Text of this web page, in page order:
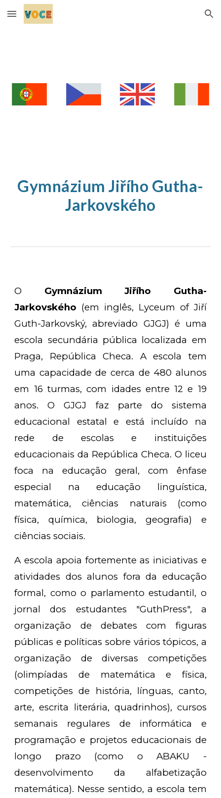
Skip to main content Skip to navigation
Gymnázium Jiřího Gutha-
Jarkovského
O Gymnázium Jiřího Gutha-
Jarkovského (em inglês, Lyceum of Jiří
Guth-Jarkovský, abreviado GJGJ) é uma
escola secundária pública localizada em
Praga, República Checa. A escola tem
uma capacidade de cerca de 480 alunos
em 16 turmas, com idades entre 12 e 19
anos. O GJGJ faz parte do sistema
educacional estatal e está incluído na
rede de escolas e instituições
educacionais da República Checa. O liceu
foca na educação geral, com ênfase
especial na educação linguística,
matemática, ciências naturais (como
física, química, biologia, geografia) e
ciências sociais.
A escola apoia fortemente as iniciativas e
atividades dos alunos fora da educação
formal, como o parlamento estudantil, o
jornal dos estudantes "GuthPress", a
organização de debates com figuras
públicas e políticas sobre vários tópicos, a
organização de diversas competições
(olimpíadas de matemática e física,
competições de história, línguas, canto,
arte, escrita literária, quadrinhos), cursos
semanais regulares de informática e
programação e projetos educacionais de
longo prazo (como o ABAKU -
desenvolvimento da alfabetização
matemática). Nesse sentido, a escola tem